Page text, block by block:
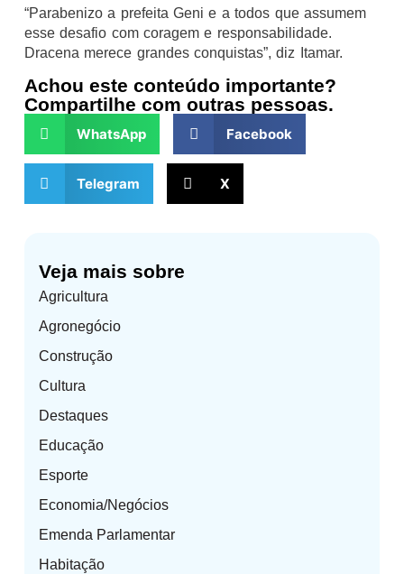
Veja mais sobre
Agricultura
Agronegócio
Construção
Cultura
Destaques
Educação
Esporte
Economia/Negócios
Emenda Parlamentar
Habitação
“Parabenizo a prefeita Geni e a todos que assumem
esse desafio com coragem e responsabilidade.
Dracena merece grandes conquistas”, diz Itamar.
Achou este conteúdo importante?
Compartilhe com outras pessoas.
WhatsApp Facebook
Telegram X